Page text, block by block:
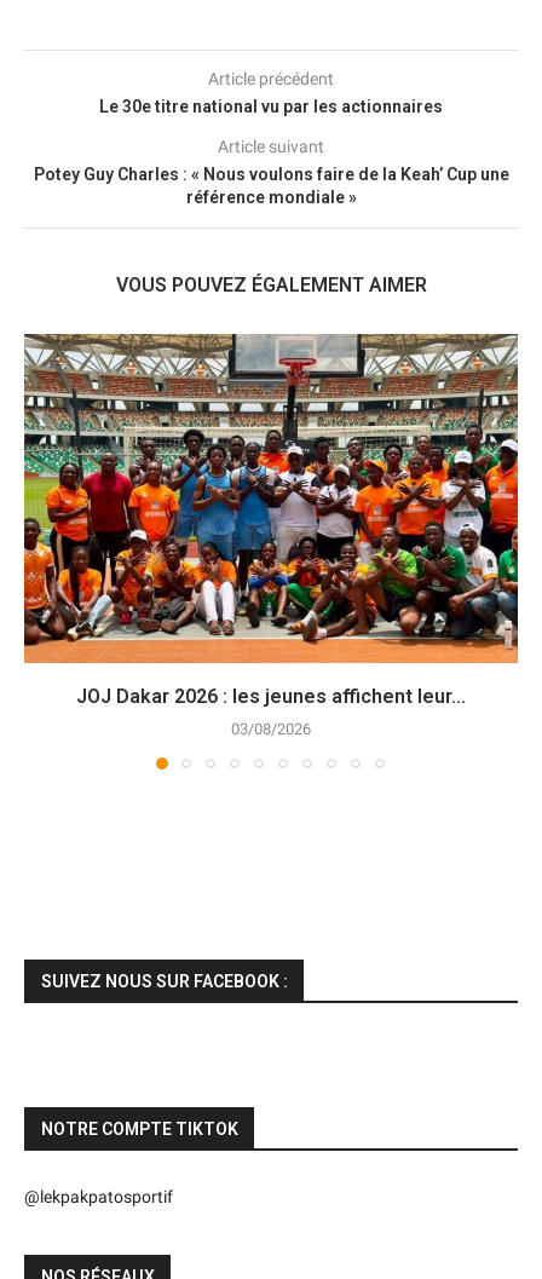
Article précédent
Le 30e titre national vu par les actionnaires
Article suivant
Potey Guy Charles : « Nous voulons faire de la Keah’ Cup une
référence mondiale »
VOUS POUVEZ ÉGALEMENT AIMER
JOJ Dakar 2026 : les jeunes affichent leur...
03/08/2026
SUIVEZ NOUS SUR FACEBOOK :
NOTRE COMPTE TIKTOK
@lekpakpatosportif